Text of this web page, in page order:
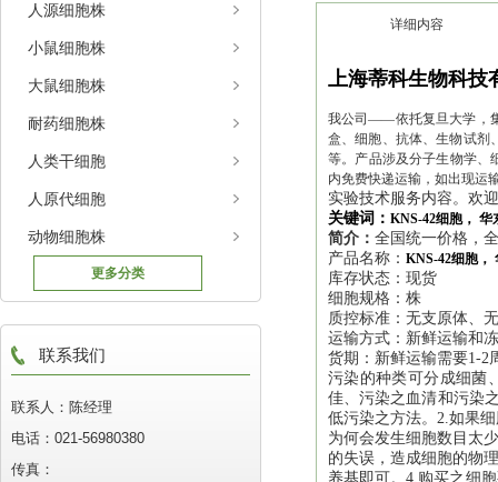
人源细胞株
小鼠细胞株
大鼠细胞株
耐药细胞株
人类干细胞
人原代细胞
动物细胞株
更多分类
联系我们
联系人：陈经理
电话：021-56980380
传真：
详细内容
上海蒂科生物科技
我公司——依托复旦大学，
盒、细胞、抗体、生物试剂
等。产品涉及分子生物学、
内免费快递运输，如出现运
实验技术服务内容。欢
关键词： KNS-42细胞， 华
简介： 全国统一价格，
产品名称： KNS-42细胞，
库存状态：现货
细胞规格：株
质控标准：无支原体、
运输方式：新鲜运输和
货期：新鲜运输需要1-2
污染的种类可分成细菌
佳、污染之血清和污染
低污染之方法。2.如果
为何会发生细胞数目太
的失误，造成细胞的物
养基即可。4.购买之细